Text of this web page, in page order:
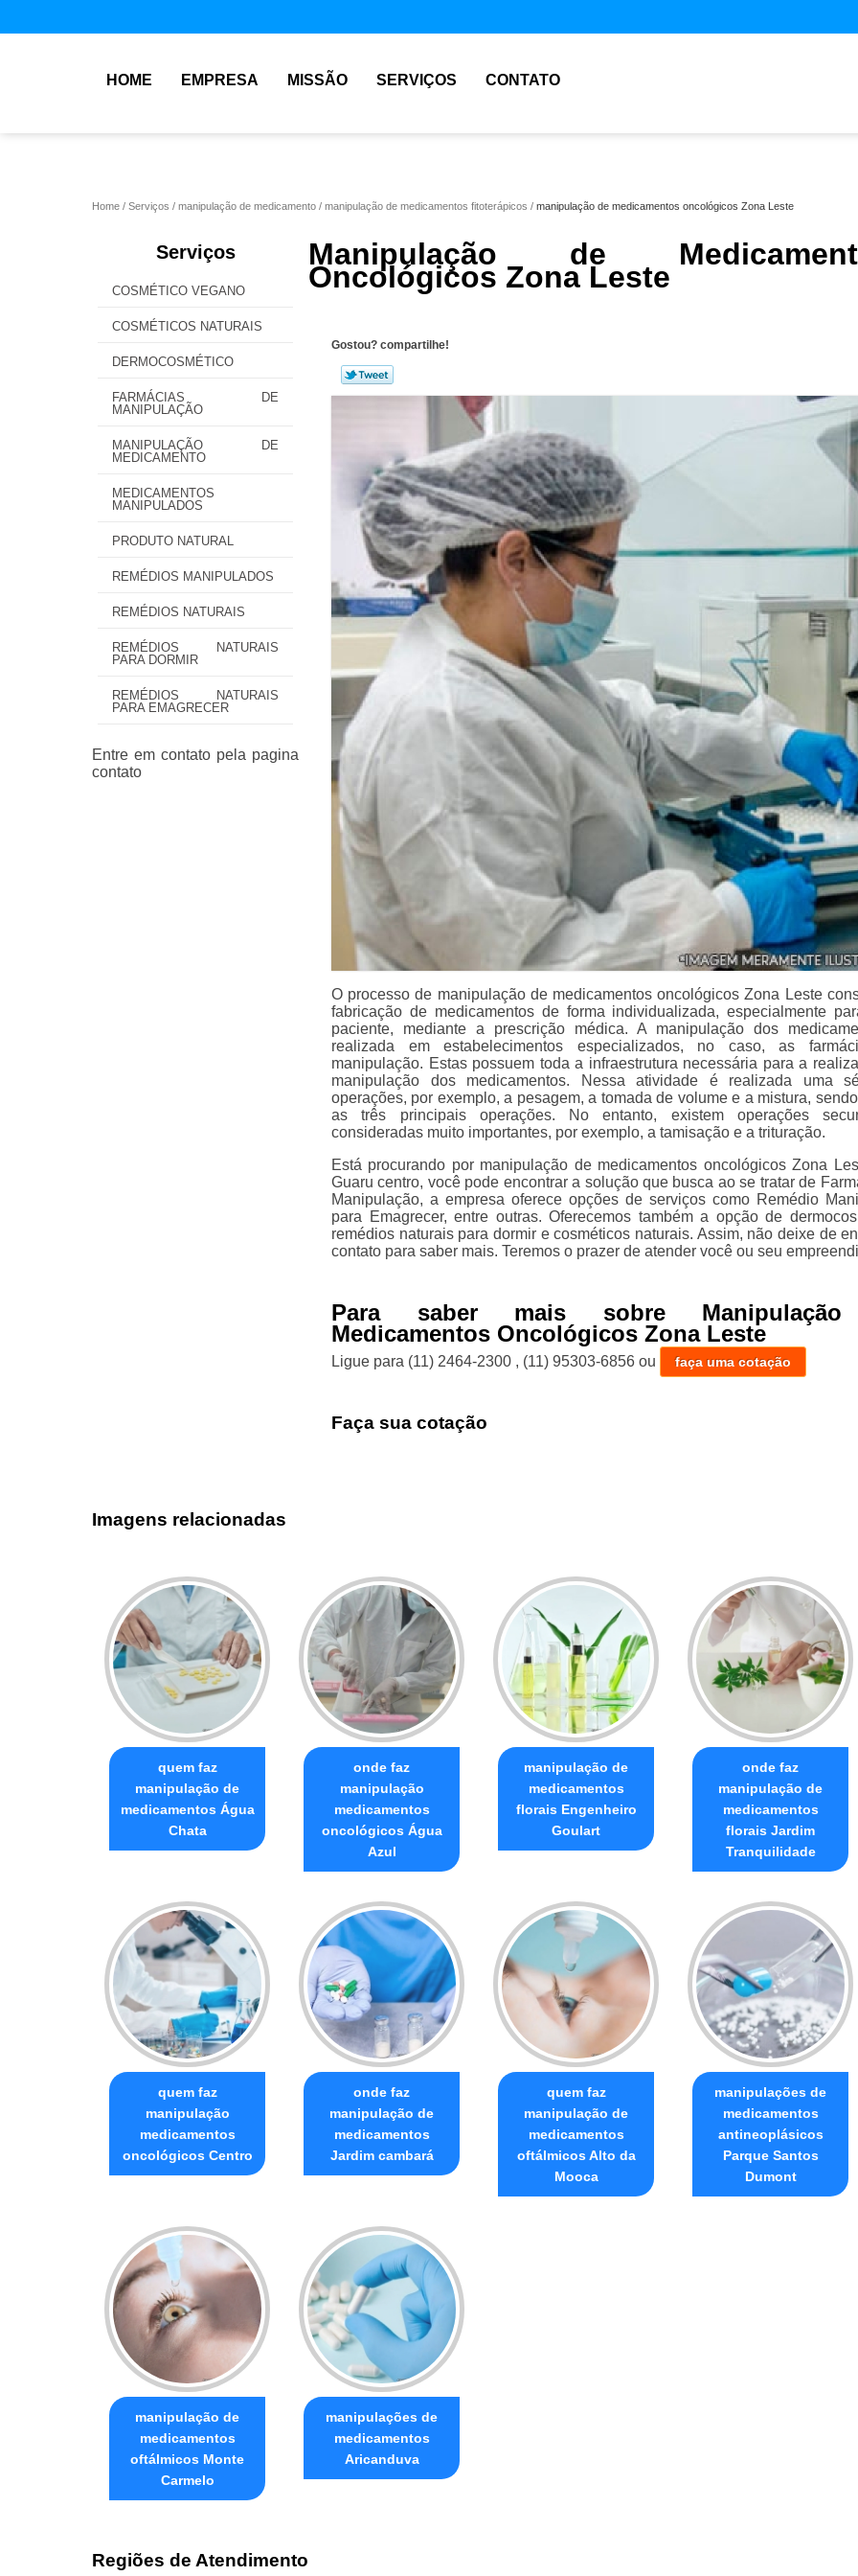
HOME EMPRESA MISSÃO SERVIÇOS CONTATO
Home Serviços manipulação de medicamento manipulação de medicamentos fitoterápicos manipulação de medicamentos oncológicos Zona Leste
Serviços
COSMÉTICO VEGANO
COSMÉTICOS NATURAIS
DERMOCOSMÉTICO
FARMÁCIAS DE
MANIPULAÇÃO
MANIPULAÇÃO DE
MEDICAMENTO
MEDICAMENTOS
MANIPULADOS
PRODUTO NATURAL
REMÉDIOS MANIPULADOS
REMÉDIOS NATURAIS
REMÉDIOS NATURAIS
PARA DORMIR
REMÉDIOS NATURAIS
PARA EMAGRECER
Manipulação de
Oncológicos Zona Leste
Gostou? compartilhe!
O processo de manipulação de medicamentos oncológicos Zona Leste
fabricação de medicamentos de forma individualizada, especialmente
paciente, mediante a prescrição médica. A manipulação dos
realizada em estabelecimentos especializados, no caso, as
manipulação. Estas possuem toda a infraestrutura necessária para a
manipulação dos medicamentos. Nessa atividade é realizada uma
operações, por exemplo, a pesagem, a tomada de volume e a mistura,
as três principais operações. No entanto, existem operações
consideradas muito importantes, por exemplo, a tamisação e a trituração.
Está procurando por manipulação de medicamentos oncológicos Zona
Guaru centro, você pode encontrar a solução que busca ao se tratar de
Manipulação, a empresa oferece opções de serviços como Remédio
para Emagrecer, entre outras. Oferecemos também a opção de
remédios naturais para dormir e cosméticos naturais. Assim, não deixe de
contato para saber mais. Teremos o prazer de atender você ou seu
Para saber mais sobre
Medicamentos Oncológicos Zona Leste
Ligue para (11) 2464-2300 , (11) 95303-6856 ou faça uma cotação
Faça sua cotação
Imagens relacionadas
quem faz
manipulação de
medicamentos Água
Chata
onde faz
manipulação
medicamentos
oncológicos Água
Azul
manipulação de
medicamentos
florais Engenheiro
Goulart
onde faz
manipulação de
medicamentos
florais Jardim
Tranquilidade
quem faz
manipulação
medicamentos
oncológicos Centro
onde faz
manipulação de
medicamentos
Jardim cambará
quem faz
manipulação de
medicamentos
oftálmicos Alto da
Mooca
manipulações de
medicamentos
antineoplásicos
Parque Santos
Dumont
manipulação de
medicamentos
oftálmicos Monte
Carmelo
manipulações de
medicamentos
Aricanduva
Regiões de Atendimento